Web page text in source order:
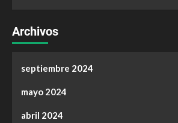
Archivos
septiembre 2024
mayo 2024
abril 2024